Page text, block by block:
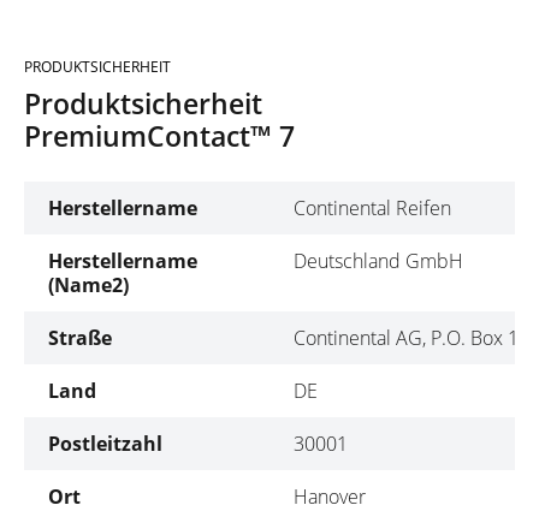
PRODUKTSICHERHEIT
Produktsicherheit
PremiumContact™ 7
Herstellername
Continental Reifen
Herstellername
(Name2)
Deutschland GmbH
Straße
Continental AG, P.O. Box 169
Land
DE
Postleitzahl
30001
Ort
Hanover